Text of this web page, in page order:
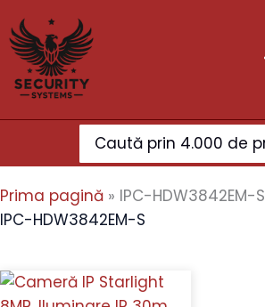
to
content
Search
for:
Prima pagină » IPC-HDW3842EM-S
IPC-HDW3842EM-S